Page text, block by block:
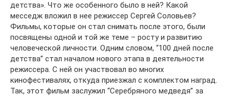
детства». Что же особенного было в ней? Какой
месседж вложил в нее режиссер Сергей Соловьев?
Фильмы, которые он стал снимать после этого, были
посвящены одной и той же теме – росту и развитию
человеческой личности. Одним словом, “100 дней после
детства” стал началом нового этапа в деятельности
режиссера. С ней он участвовал во многих
кинофестивалях, откуда приезжал с комплектом наград.
Так, этот фильм заслужил “Серебряного медведя” за